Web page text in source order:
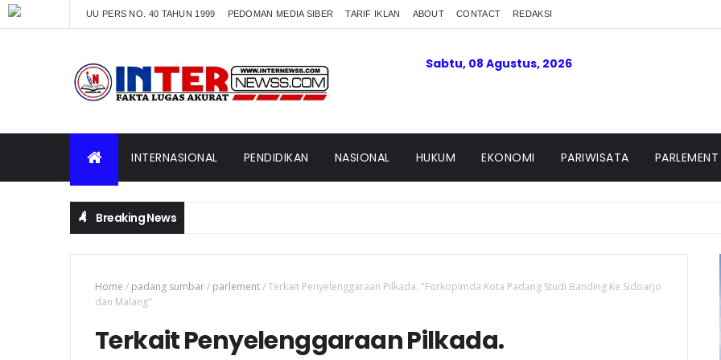
UU PERS NO. 40 TAHUN 1999 PEDOMAN MEDIA SIBER TARIF IKLAN ABOUT CONTACT REDAKSI
Sabtu, 08 Agustus, 2026
INTERNASIONAL PENDIDIKAN NASIONAL HUKUM EKONOMI PARIWISATA PARLEMENT
Breaking News
Home / padang sumbar/ parlement/Terkait Penyelenggaraan Pilkada. "Forkopimda Kota Padang Studi Banding Ke Sidoarjo
dan Malang"
Terkait Penyelenggaraan Pilkada.